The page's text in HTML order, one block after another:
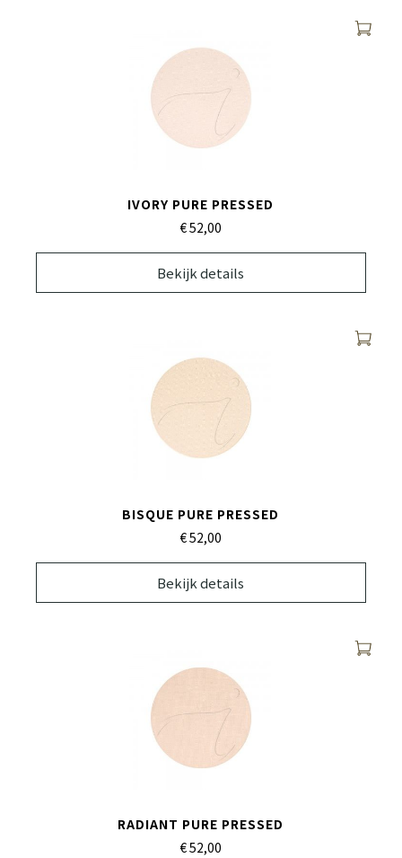
IVORY PURE PRESSED
€ 52,00
Bekijk details
BISQUE PURE PRESSED
€ 52,00
Bekijk details
RADIANT PURE PRESSED
€ 52,00